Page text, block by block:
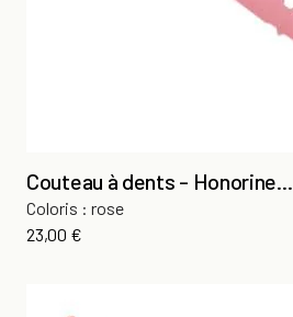
Couteau à dents - Honorine...
Coloris : rose
Prix
23,00 €